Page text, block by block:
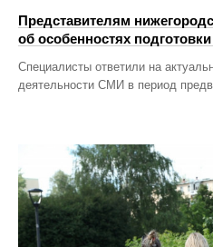
Представителям
об особенностях
Специалисты ответили на
деятельности СМИ в период